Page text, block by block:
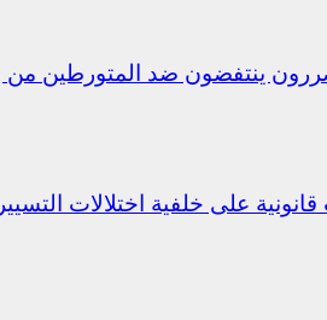
ينتفضون ضد المتورطين